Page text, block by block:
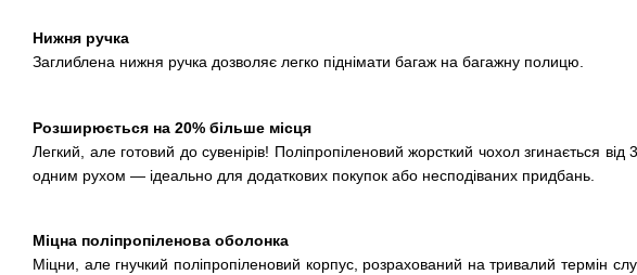
Нижня ручка
Заглиблена нижня ручка дозволяє легко піднімати багаж на багажну полицю.
Розширюється на 20% більше місця
Легкий, але готовий до сувенірів! Поліпропіленовий жорсткий чохол згинається
одним рухом — ідеально для додаткових покупок або несподіваних придбань.
Міцна поліпропіленова оболонка
Міцни, але гнучкий поліпропіленовий корпус, розрахований на тривалий термін